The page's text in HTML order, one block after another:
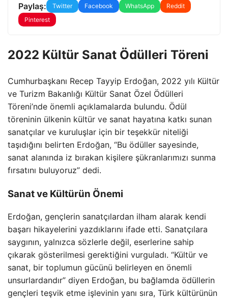
Paylaş: Twitter Facebook WhatsApp
Reddit
Pinterest
2022 Kültür Sanat Ödülleri Töreni
Cumhurbaşkanı Recep Tayyip Erdoğan, 2022 yılı Kültür
ve Turizm Bakanlığı Kültür Sanat Özel Ödülleri
Töreni’nde önemli açıklamalarda bulundu. Ödül
töreninin ülkenin kültür ve sanat hayatına katkı sunan
sanatçılar ve kuruluşlar için bir teşekkür niteliği
taşıdığını belirten Erdoğan, “Bu ödüller sayesinde,
sanat alanında iz bırakan kişilere şükranlarımızı sunma
fırsatını buluyoruz” dedi.
Sanat ve Kültürün Önemi
Erdoğan, gençlerin sanatçılardan ilham alarak kendi
başarı hikayelerini yazdıklarını ifade etti. Sanatçılara
saygının, yalnızca sözlerle değil, eserlerine sahip
çıkarak gösterilmesi gerektiğini vurguladı. “Kültür ve
sanat, bir toplumun gücünü belirleyen en önemli
unsurlardandır” diyen Erdoğan, bu bağlamda ödüllerin
gençleri teşvik etme işlevinin yanı sıra, Türk kültürünün